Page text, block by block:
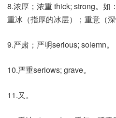
8.浓厚；浓重 thick; strong。如
重冰（指厚的冰层）；重意（
9.严肃；严明serious; solemn。
10.严重seriows; grave。
11.又。